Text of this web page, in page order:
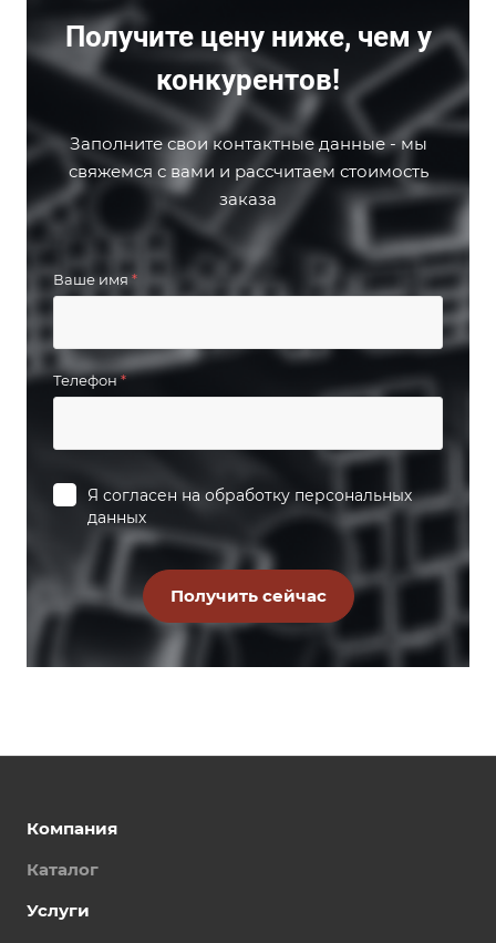
Получите цену ниже, чем у
конкурентов!
Заполните свои контактные данные - мы
свяжемся с вами и рассчитаем стоимость
заказа
Ваше имя *
Телефон*
Я согласен на обработку персональных
данных
Компания
Каталог
Услуги